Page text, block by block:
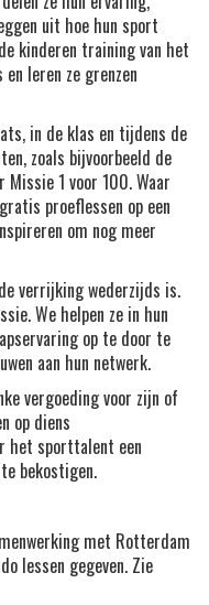
uit hoe hun sport
kinderen training van het
leren ze grenzen
in de klas en tijdens de
zoals bijvoorbeeld de
Missie 1 voor 100. Waar
proeflessen op een
om nog meer
verrijking wederzijds is.
We helpen ze in hun
op te door te
aan hun netwerk.
vergoeding voor zijn of
op diens
het sporttalent een
bekostigen.
met Rotterdam
lessen gegeven. Zie